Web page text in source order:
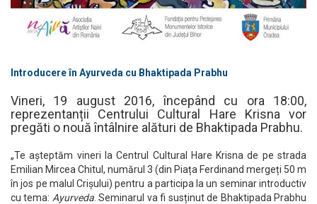
Introducere în Ayurveda cu Bhaktipada Prabhu
Vineri, 19 august 2016, începând cu ora 18:00,
reprezentanții Centrului Cultural Hare Krisna vor
pregăti o nouă întâlnire alături de Bhaktipada Prabhu.
„Te așteptăm vineri la Centrul Cultural Hare Krisna de pe strada
Emilian Mircea Chitul, numărul 3 (din Piața Ferdinand mergeți 50 m
în jos pe malul Crișului) pentru a participa la un seminar introductiv
cu tema: Ayurveda. Seminarul va fi susținut de Bhaktipada Prabhu